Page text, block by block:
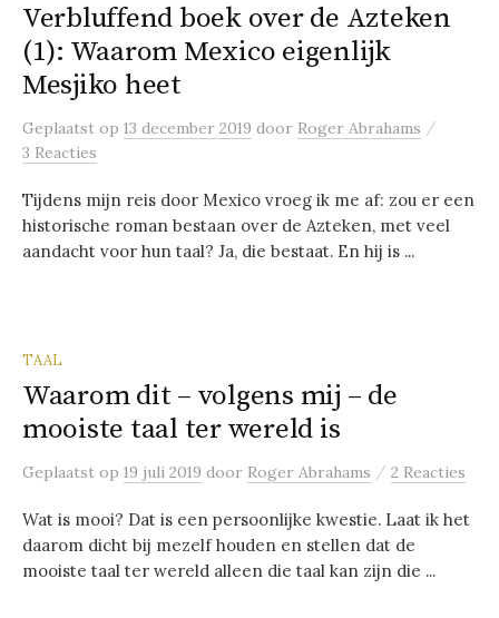
Verbluffend boek over de Azteken
(1): Waarom Mexico eigenlijk
Mesjiko heet
Geplaatst op 13 december 2019 door Roger Abrahams /
3 Reacties
Tijdens mijn reis door Mexico vroeg ik me af: zou er een
historische roman bestaan over de Azteken, met veel
aandacht voor hun taal? Ja, die bestaat. En hij is ...
TAAL
Waarom dit – volgens mij – de
mooiste taal ter wereld is
Geplaatst op 19 juli 2019 door Roger Abrahams / 2 Reacties
Wat is mooi? Dat is een persoonlijke kwestie. Laat ik het
daarom dicht bij mezelf houden en stellen dat de
mooiste taal ter wereld alleen die taal kan zijn die ...